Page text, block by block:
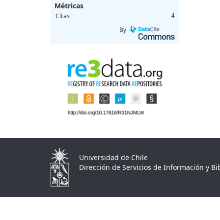
Métricas
Citas 4
By
Universidad de Chile
Dirección de Servicios de Información y